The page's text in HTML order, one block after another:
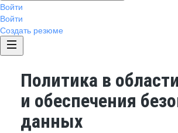
Войти
Войти
Создать резюме
Политика в
и обеспечения
данных